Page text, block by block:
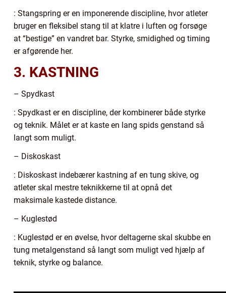
: Stangspring er en imponerende discipline, hvor atleter
bruger en fleksibel stang til at klatre i luften og forsøge
at “bestige” en vandret bar. Styrke, smidighed og timing
er afgørende her.
3. KASTNING
– Spydkast
: Spydkast er en discipline, der kombinerer både styrke
og teknik. Målet er at kaste en lang spids genstand så
langt som muligt.
– Diskoskast
: Diskoskast indebærer kastning af en tung skive, og
atleter skal mestre teknikkerne til at opnå det
maksimale kastede distance.
– Kuglestød
: Kuglestød er en øvelse, hvor deltagerne skal skubbe en
tung metalgenstand så langt som muligt ved hjælp af
teknik, styrke og balance.